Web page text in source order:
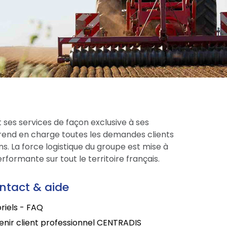
ses services de façon exclusive à ses
en charge toutes les demandes clients
La force logistique du groupe est mise à
sur tout le territoire français.
& aide
- FAQ
client professionnel CENTRADIS